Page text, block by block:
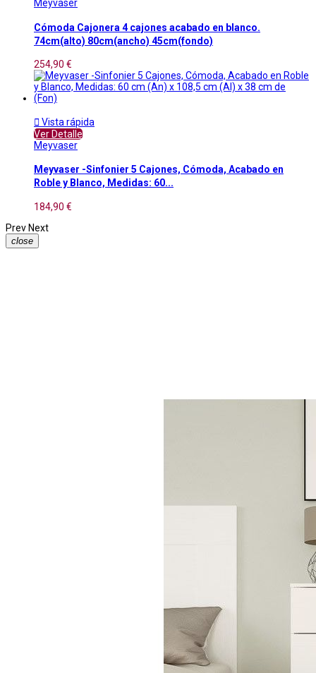
Meyvaser
Cómoda Cajonera 4 cajones acabado en blanco.
74cm(alto) 80cm(ancho) 45cm(fondo)
254,90 €
 Vista rápida
Ver Detalle
Meyvaser
Meyvaser -Sinfonier 5 Cajones, Cómoda, Acabado en
Roble y Blanco, Medidas: 60...
184,90 €
Prev Next
close